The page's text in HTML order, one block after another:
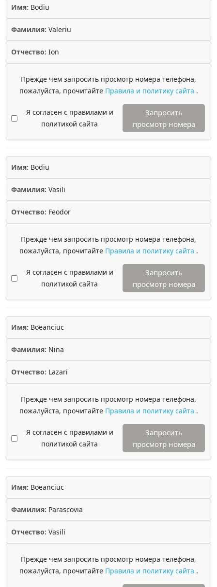
Имя: Bodiu
Фамилия: Valeriu
Отчество: Ion
Прежде чем запросить просмотр номера телефона,
пожалуйста, прочитайте Правила и политику сайта .
Я согласен с правилами и
политикой сайта
Запросить
просмотр номера
Имя: Bodiu
Фамилия: Vasili
Отчество: Feodor
Прежде чем запросить просмотр номера телефона,
пожалуйста, прочитайте Правила и политику сайта .
Я согласен с правилами и
политикой сайта
Запросить
просмотр номера
Имя: Boeanciuc
Фамилия: Nina
Отчество: Lazari
Прежде чем запросить просмотр номера телефона,
пожалуйста, прочитайте Правила и политику сайта .
Я согласен с правилами и
политикой сайта
Запросить
просмотр номера
Имя: Boeanciuc
Фамилия: Parascovia
Отчество: Vasili
Прежде чем запросить просмотр номера телефона,
пожалуйста, прочитайте Правила и политику сайта .